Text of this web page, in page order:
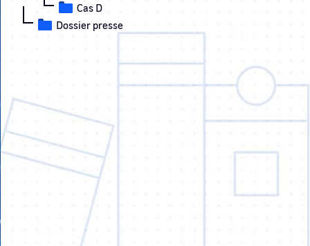
Cas D
Dossier presse